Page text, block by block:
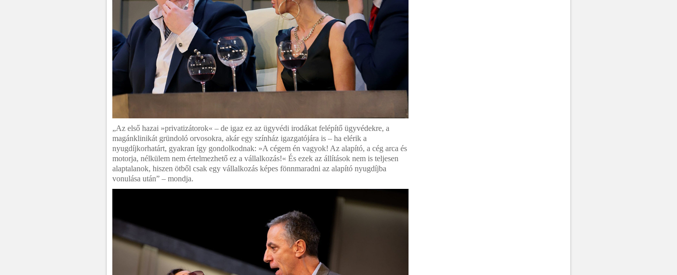
„Az első hazai »privatizátorok« – de igaz ez az ügyvédi irodákat felépítő ügyvédekre, a
magánklinikát gründoló orvosokra, akár egy színház igazgatójára is – ha elérik a
nyugdíjkorhatárt, gyakran így gondolkodnak: »A cégem én vagyok! Az alapító, a cég arca és
motorja, nélkülem nem értelmezhető ez a vállalkozás!« És ezek az állítások nem is teljesen
alaptalanok, hiszen ötből csak egy vállalkozás képes fönnmaradni az alapító nyugdíjba
vonulása után” – mondja.